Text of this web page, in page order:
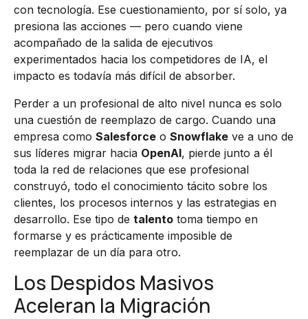
con tecnología. Ese cuestionamiento, por sí solo, ya
presiona las acciones — pero cuando viene
acompañado de la salida de ejecutivos
experimentados hacia los competidores de IA, el
impacto es todavía más difícil de absorber.
Perder a un profesional de alto nivel nunca es solo
una cuestión de reemplazo de cargo. Cuando una
empresa como Salesforce o Snowflake ve a uno de
sus líderes migrar hacia OpenAI, pierde junto a él
toda la red de relaciones que ese profesional
construyó, todo el conocimiento tácito sobre los
clientes, los procesos internos y las estrategias en
desarrollo. Ese tipo de talento toma tiempo en
formarse y es prácticamente imposible de
reemplazar de un día para otro.
Los Despidos Masivos
Aceleran la Migración